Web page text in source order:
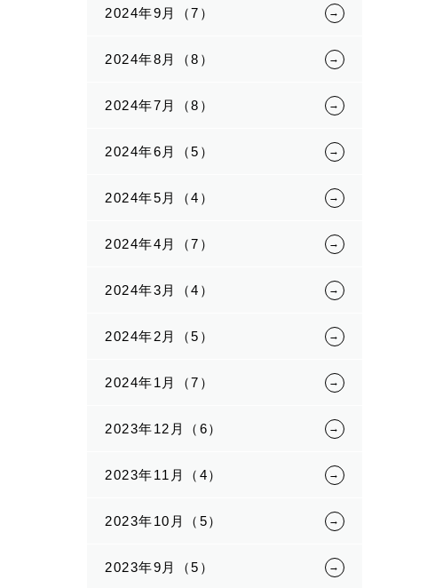
2024年9月（7）
2024年8月（8）
2024年7月（8）
2024年6月（5）
2024年5月（4）
2024年4月（7）
2024年3月（4）
2024年2月（5）
2024年1月（7）
2023年12月（6）
2023年11月（4）
2023年10月（5）
2023年9月（5）